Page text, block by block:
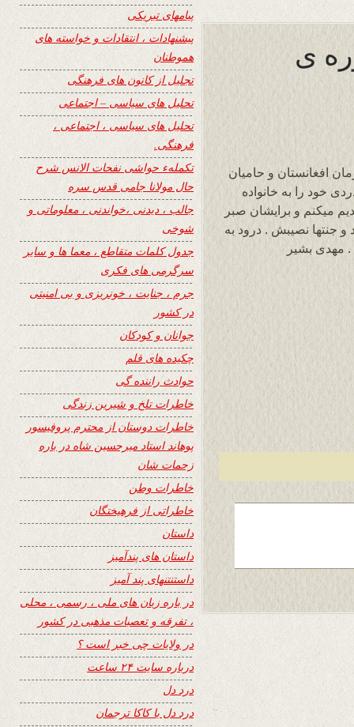
ی
افغانستان و حامیان
خود را به خانواده
میکنم و برایشان صبر
جنتها نصیبش . درود به
مهدی بشیر
پیامهای تبریکی
پیشنهادات ، انتقادات و خواسته های
هموطنان
تجلیل از کانون های فرهنگی
تحلیل های سیاسی – اجتماعی
تحلیل های سیاسی ، اجتماعی ،
فرهنگی.
تکملهء حواشی نفحات الانس شرح
حال مولانا جامی قدس سره
جالب ، دیدنی ،خواندنی ، معلوماتی و
شوخی
جدول کلمات متقاطع ، معما ها و سایر
سرگرمی های فکری
جرم ، جنایت ، خونریزی و بی امنیتی
در کشور
جوانان و کودکان
چکیده های قلم
حوادث راننده گی
خاطرات تلخ و شیرین زندگی
خاطرات دوستان از محترم پروفیسور
پوهاند استاد میرحسین شاه در باره
زحمات شان
خاطرات وطن
خاطراتی از فرهیختگان
داستان
داستان های پندآمیز
داستنتنهای پند آمیز
در باره زبان های ملی ، رسمی ، محلی
، تفرقه و تعصبات مذهبی در کشور
در ولایات چی خبر است ؟
درباره سایت ۲۴ ساعت
درد دل
درد دل با کاکا ترجمان